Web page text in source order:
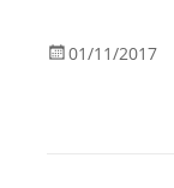
01/11/2017